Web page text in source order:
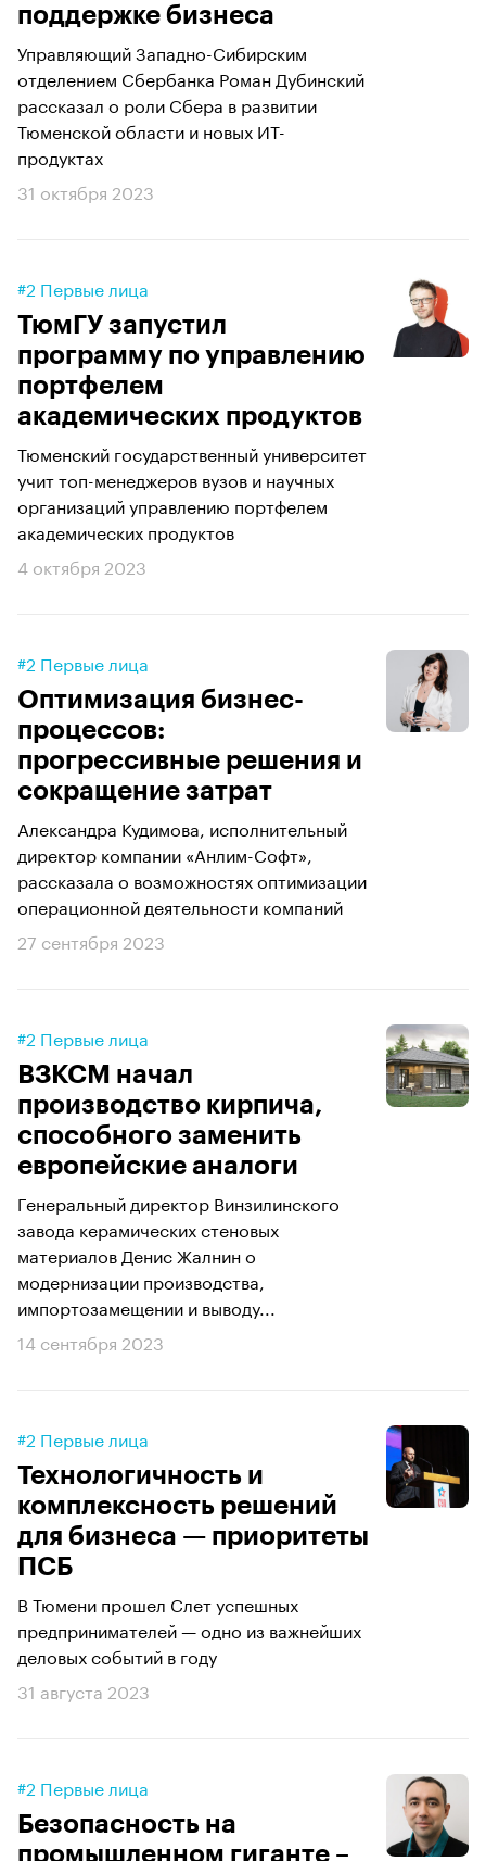
поддержке бизнеса
Управляющий Западно-Сибирским
отделением Сбербанка Роман Дубинский
рассказал о роли Сбера в развитии
Тюменской области и новых ИТ-
продуктах
31 октября 2023
#2 Первые лица
ТюмГУ запустил
программу по управлению
портфелем
академических продуктов
Тюменский государственный университет
учит топ-менеджеров вузов и научных
организаций управлению портфелем
академических продуктов
4 октября 2023
#2 Первые лица
Оптимизация бизнес-
процессов:
прогрессивные решения и
сокращение затрат
Александра Кудимова, исполнительный
директор компании «Анлим-Софт»,
рассказала о возможностях оптимизации
операционной деятельности компаний
27 сентября 2023
#2 Первые лица
ВЗКСМ начал
производство кирпича,
способного заменить
европейские аналоги
Генеральный директор Винзилинского
завода керамических стеновых
материалов Денис Жалнин о
модернизации производства,
импортозамещении и выводу...
14 сентября 2023
#2 Первые лица
Технологичность и
комплексность решений
для бизнеса — приоритеты
ПСБ
В Тюмени прошел Слет успешных
предпринимателей — одно из важнейших
деловых событий в году
31 августа 2023
#2 Первые лица
Безопасность на
промышленном гиганте –